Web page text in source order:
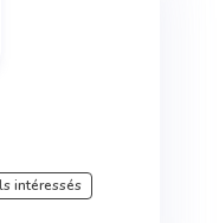
intéressés